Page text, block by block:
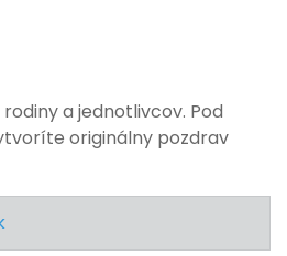
a jednotlivcov. Pod
originálny pozdrav